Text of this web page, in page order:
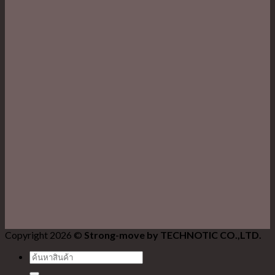
Copyright 2026 © Strong-move by TECHNOTIC CO.,LTD.
ค้นหา: